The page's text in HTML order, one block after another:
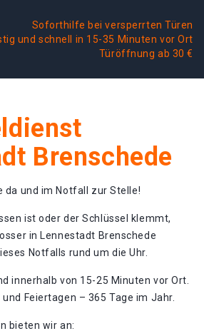
Soforthilfe bei versperrten Türen
und schnell in 15-35 Minuten vor Ort
Türöffnung ab 30 €
Brenschede
da und im Notfall zur Stelle!
ist oder der Schlüssel klemmt,
in Lennestadt Brenschede
Notfalls rund um die Uhr.
innerhalb von 15-25 Minuten vor Ort.
Feiertagen – 365 Tage im Jahr.
bieten wir an: